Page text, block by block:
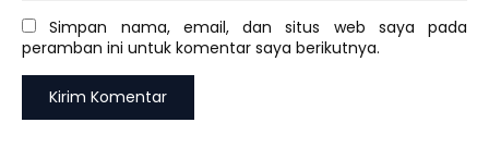
Simpan nama, email, dan situs web saya pada
peramban ini untuk komentar saya berikutnya.